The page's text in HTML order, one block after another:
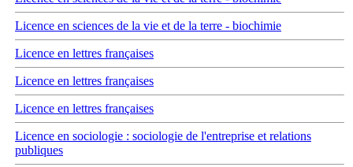
Licence en sciences de la vie et de la terre - biochimie
Licence en lettres françaises
Licence en lettres françaises
Licence en lettres françaises
Licence en sociologie : sociologie de l'entreprise et relations
publiques